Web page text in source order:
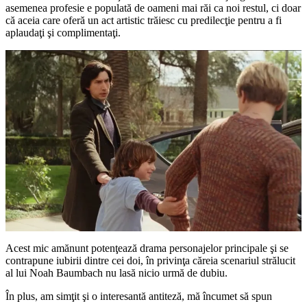
asemenea profesie e populată de oameni mai răi ca noi restul, ci doar
că aceia care oferă un act artistic trăiesc cu predilecţie pentru a fi
aplaudaţi şi complimentaţi.
Acest mic amănunt potenţează drama personajelor principale şi se
contrapune iubirii dintre cei doi, în privinţa căreia scenariul strălucit
al lui Noah Baumbach nu lasă nicio urmă de dubiu.
În plus, am simţit şi o interesantă antiteză, mă încumet să spun